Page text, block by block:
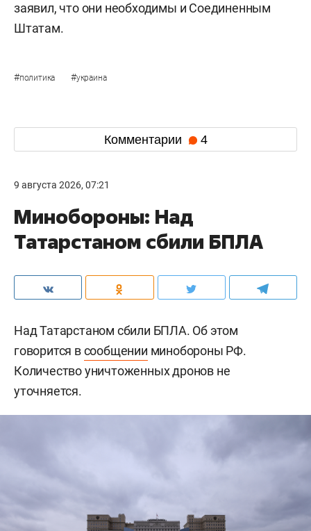
заявил, что они необходимы и Соединенным
Штатам.
#политика #украина
Комментарии 4
9 августа 2026, 07:21
Минобороны: Над
Татарстаном сбили БПЛА
Над Татарстаном сбили БПЛА. Об этом
говорится всообщении минобороны РФ.
Количество уничтоженных дронов не
уточняется.